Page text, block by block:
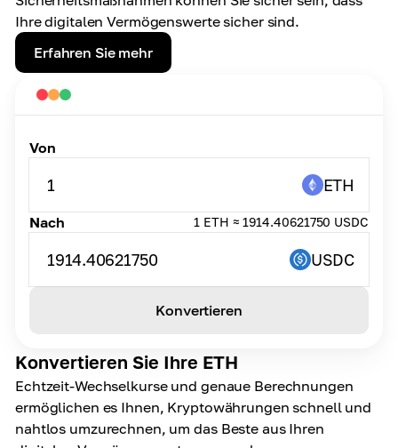
Ihre digitalen Vermögenswerte sicher sind.
Erfahren Sie mehr
Konvertieren Sie Ihre ETH
Echtzeit-Wechselkurse und genaue Berechnungen
ermöglichen es Ihnen, Kryptowährungen schnell und
nahtlos umzurechnen, um das Beste aus Ihren
Von
1 ETH
Nach 1 ETH ≈ 1914.40621750 USDC
1914.40621750 USDC
Konvertieren